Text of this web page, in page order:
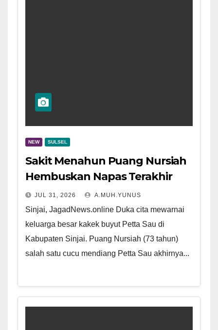
NEW SULSEL
Sakit Menahun Puang Nursiah
Hembuskan Napas Terakhir
JUL 31, 2026 A.MUH.YUNUS
Sinjai, JagadNews.online Duka cita mewarnai
keluarga besar kakek buyut Petta Sau di
Kabupaten Sinjai. Puang Nursiah (73 tahun)
salah satu cucu mendiang Petta Sau akhirnya...